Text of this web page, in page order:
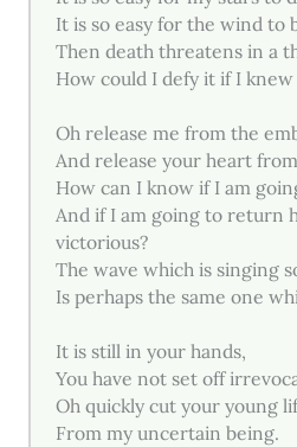
It is so easy for the wind to
Then death threatens in a
How could I defy it if I
Oh release me from the
And release your heart
How can I know if I am
And if I am going to return
victorious?
The wave which is singing
Is perhaps the same one
It is still in your hands,
You have not set off
Oh quickly cut your young
From my uncertain being.